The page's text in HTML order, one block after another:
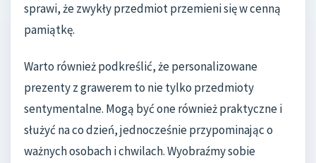
sprawi, że zwykły przedmiot przemieni się w cenną
pamiątkę.
Warto również podkreślić, że personalizowane
prezenty z grawerem to nie tylko przedmioty
sentymentalne. Mogą być one również praktyczne i
służyć na co dzień, jednocześnie przypominając o
ważnych osobach i chwilach. Wyobraźmy sobie